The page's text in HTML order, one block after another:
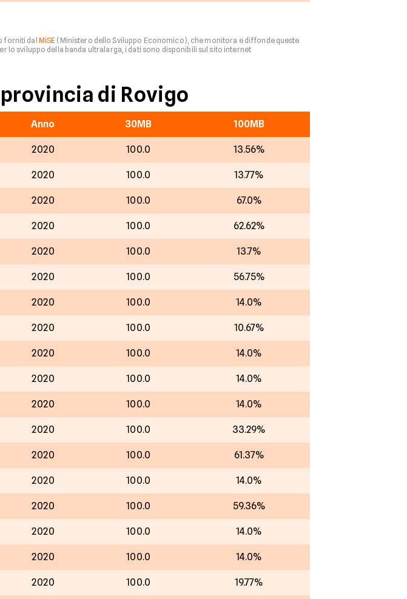
forniti dal MiSE (Ministero dello Sviluppo Economico), che monitora e diffonde queste
lo sviluppo della banda ultralarga, i dati sono disponibili sul sito internet
di Rovigo
Anno 30MB 100MB
2020 100.0 13.56%
2020 100.0 13.77%
2020 100.0 67.0%
2020 100.0 62.62%
2020 100.0 13.7%
2020 100.0 56.75%
2020 100.0 14.0%
2020 100.0 10.67%
2020 100.0 14.0%
2020 100.0 14.0%
2020 100.0 14.0%
2020 100.0 33.29%
2020 100.0 61.37%
2020 100.0 14.0%
2020 100.0 59.36%
2020 100.0 14.0%
2020 100.0 14.0%
2020 100.0 19.77%